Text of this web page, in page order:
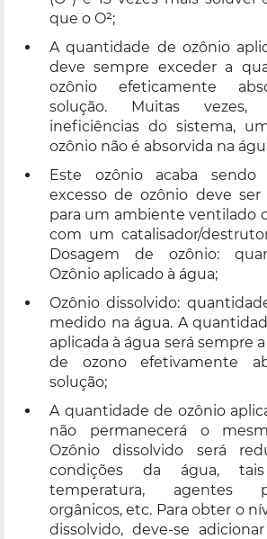
que o O²;
A quantidade de ozônio
deve sempre exceder a
ozônio efeticamente
solução. Muitas
ineficiências do sistema,
ozônio não é absorvida na
Este ozônio acaba sendo
excesso de ozônio deve ser
para um ambiente ventilado
com um catalisador/
Dosagem de ozônio:
Ozônio aplicado à água;
Ozônio dissolvido:
medido na água. A
aplicada à água será sempre
de ozono efetivamente
solução;
A quantidade de ozônio
não permanecerá o
Ozônio dissolvido será
condições da água,
temperatura, agentes
orgânicos, etc. Para obter o
dissolvido, deve-se